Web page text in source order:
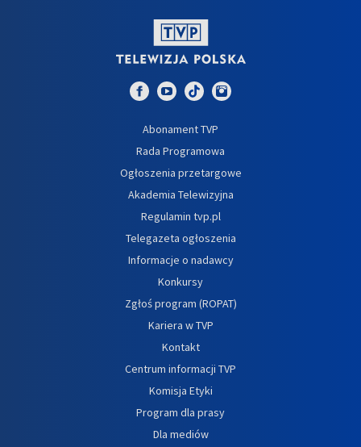
Abonament TVP
Rada Programowa
Ogłoszenia przetargowe
Akademia Telewizyjna
Regulamin tvp.pl
Telegazeta ogłoszenia
Informacje o nadawcy
Konkursy
Zgłoś program (ROPAT)
Kariera w TVP
Kontakt
Centrum informacji TVP
Komisja Etyki
Program dla prasy
Dla mediów